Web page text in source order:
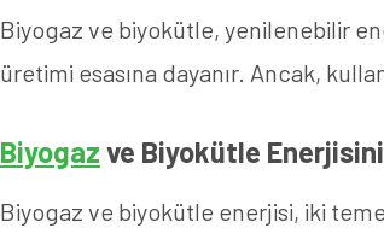
Biyogaz ve biyokütle, yenilenebilir
üretimi esasına dayanır. Ancak,
Biyogaz ve Biyokütle
Biyogaz ve biyokütle enerjisi, iki